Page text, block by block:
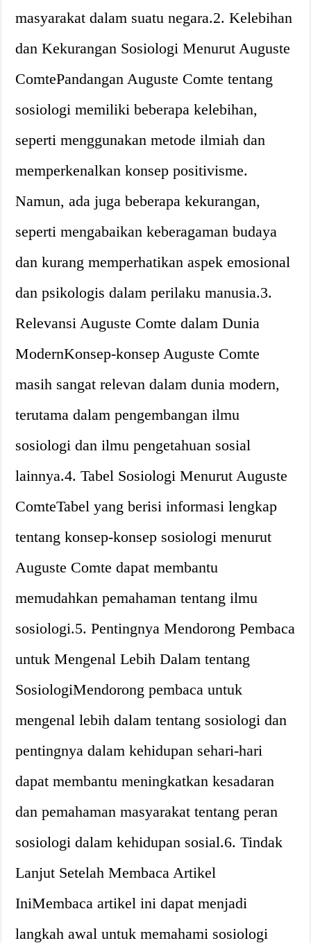
masyarakat dalam suatu negara.2. Kelebihan
dan Kekurangan Sosiologi Menurut Auguste
ComtePandangan Auguste Comte tentang
sosiologi memiliki beberapa kelebihan,
seperti menggunakan metode ilmiah dan
memperkenalkan konsep positivisme.
Namun, ada juga beberapa kekurangan,
seperti mengabaikan keberagaman budaya
dan kurang memperhatikan aspek emosional
dan psikologis dalam perilaku manusia.3.
Relevansi Auguste Comte dalam Dunia
ModernKonsep-konsep Auguste Comte
masih sangat relevan dalam dunia modern,
terutama dalam pengembangan ilmu
sosiologi dan ilmu pengetahuan sosial
lainnya.4. Tabel Sosiologi Menurut Auguste
ComteTabel yang berisi informasi lengkap
tentang konsep-konsep sosiologi menurut
Auguste Comte dapat membantu
memudahkan pemahaman tentang ilmu
sosiologi.5. Pentingnya Mendorong Pembaca
untuk Mengenal Lebih Dalam tentang
SosiologiMendorong pembaca untuk
mengenal lebih dalam tentang sosiologi dan
pentingnya dalam kehidupan sehari-hari
dapat membantu meningkatkan kesadaran
dan pemahaman masyarakat tentang peran
sosiologi dalam kehidupan sosial.6. Tindak
Lanjut Setelah Membaca Artikel
IniMembaca artikel ini dapat menjadi
langkah awal untuk memahami sosiologi